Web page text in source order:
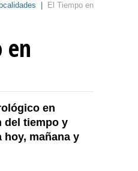
El Tiempo en
en
en
del tiempo y
hoy, mañana y